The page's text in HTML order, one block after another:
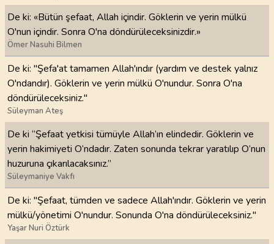
De ki: «Bütün şefaat, Allah içindir. Göklerin ve yerin mülkü
O'nun içindir. Sonra O'na döndürüleceksinizdir.»
Ömer Nasuhi Bilmen
De ki: "Şefa'at tamamen Allah'ındır (yardım ve destek yalnız
O'ndandır). Göklerin ve yerin mülkü O'nundur. Sonra O'na
döndürüleceksiniz."
Süleyman Ateş
De ki “Şefaat yetkisi tümüyle Allah’ın elindedir. Göklerin ve
yerin hakimiyeti O’ndadır. Zaten sonunda tekrar yaratılıp O’nun
huzuruna çıkarılacaksınız.”
Süleymaniye Vakfı
De ki: "Şefaat, tümden ve sadece Allah'ındır. Göklerin ve yerin
mülkü/yönetimi O'nundur. Sonunda O'na döndürüleceksiniz."
Yaşar Nuri Öztürk